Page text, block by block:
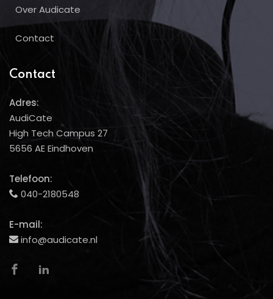
Over Audicate
Contact
Contact
Adres:
AudiCate
High Tech Campus 27
5656 AE Eindhoven
Telefoon:
040-2180548
E-mail:
info@audicate.nl